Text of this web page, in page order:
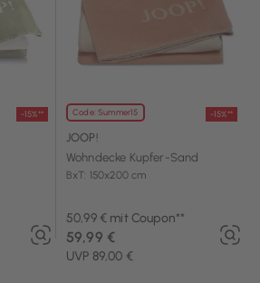
-15%** Code: Summer15 -15%**
JOOP!
Wohndecke Kupfer-Sand
BxT: 150x200 cm
50,99 € mit Coupon**
UVP 89,00 €
59,99 €